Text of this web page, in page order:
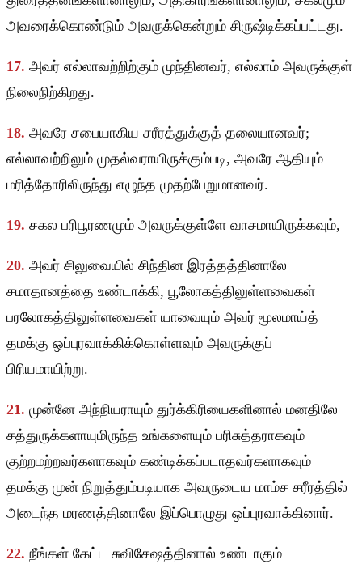
அவரைக்கொண்டும் அவருக்கென்றும் சிருஷ்டிக்கப்பட்டது.
17. அவர் எல்லாவற்றிற்கும் முந்தினவர், எல்லாம் அவருக்குள்
நிலைநிற்கிறது.
18. அவரே சபையாகிய சரீரத்துக்குத் தலையானவர்;
எல்லாவற்றிலும் முதல்வராயிருக்கும்படி, அவரே ஆதியும்
மரித்தோரிலிருந்து எழுந்த முதற்பேறுமானவர்.
19. சகல பரிபூரணமும் அவருக்குள்ளே வாசமாயிருக்கவும்,
20. அவர் சிலுவையில் சிந்தின இரத்தத்தினாலே
சமாதானத்தை உண்டாக்கி, பூலோகத்திலுள்ளவைகள்
பரலோகத்திலுள்ளவைகள் யாவையும் அவர் மூலமாய்த்
தமக்கு ஒப்புரவாக்கிக்கொள்ளவும் அவருக்குப்
பிரியமாயிற்று.
21. முன்னே அந்நியராயும் துர்க்கிரியைகளினால் மனதிலே
சத்துருக்களாயுமிருந்த உங்களையும் பரிசுத்தராகவும்
குற்றமற்றவர்களாகவும் கண்டிக்கப்படாதவர்களாகவும்
தமக்கு முன் நிறுத்தும்படியாக அவருடைய மாம்ச சரீரத்தில்
அடைந்த மரணத்தினாலே இப்பொழுது ஒப்புரவாக்கினார்.
22. நீங்கள் கேட்ட சுவிசேஷத்தினால் உண்டாகும்